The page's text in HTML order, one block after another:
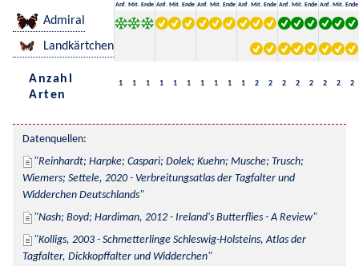
Anf. Mit. Ende Anf. Mit. Ende Anf. Mit. Ende Anf. Mit. Ende Anf. Mit. Ende Anf. Mit. Ende
Admiral
Landkärtchen
Anzahl
Arten
1 1 1 1 1 1 1 1 1 1 2 2 2 2 2 2 2 2
Datenquellen:
Reinhardt; Harpke; Caspari; Dolek; Kuehn; Musche; Trusch;
Wiemers; Settele, 2020 - Verbreitungsatlas der Tagfalter und
Widderchen Deutschlands
Nash; Boyd; Hardiman, 2012 - Ireland's Butterflies - A Review
Kolligs, 2003 - Schmetterlinge Schleswig-Holsteins, Atlas der
Tagfalter, Dickkopffalter und Widderchen